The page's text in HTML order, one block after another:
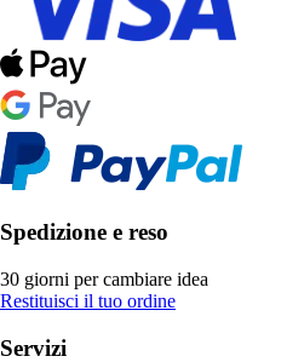
Spedizione e reso
30 giorni per cambiare idea
Restituisci il tuo ordine
Servizi